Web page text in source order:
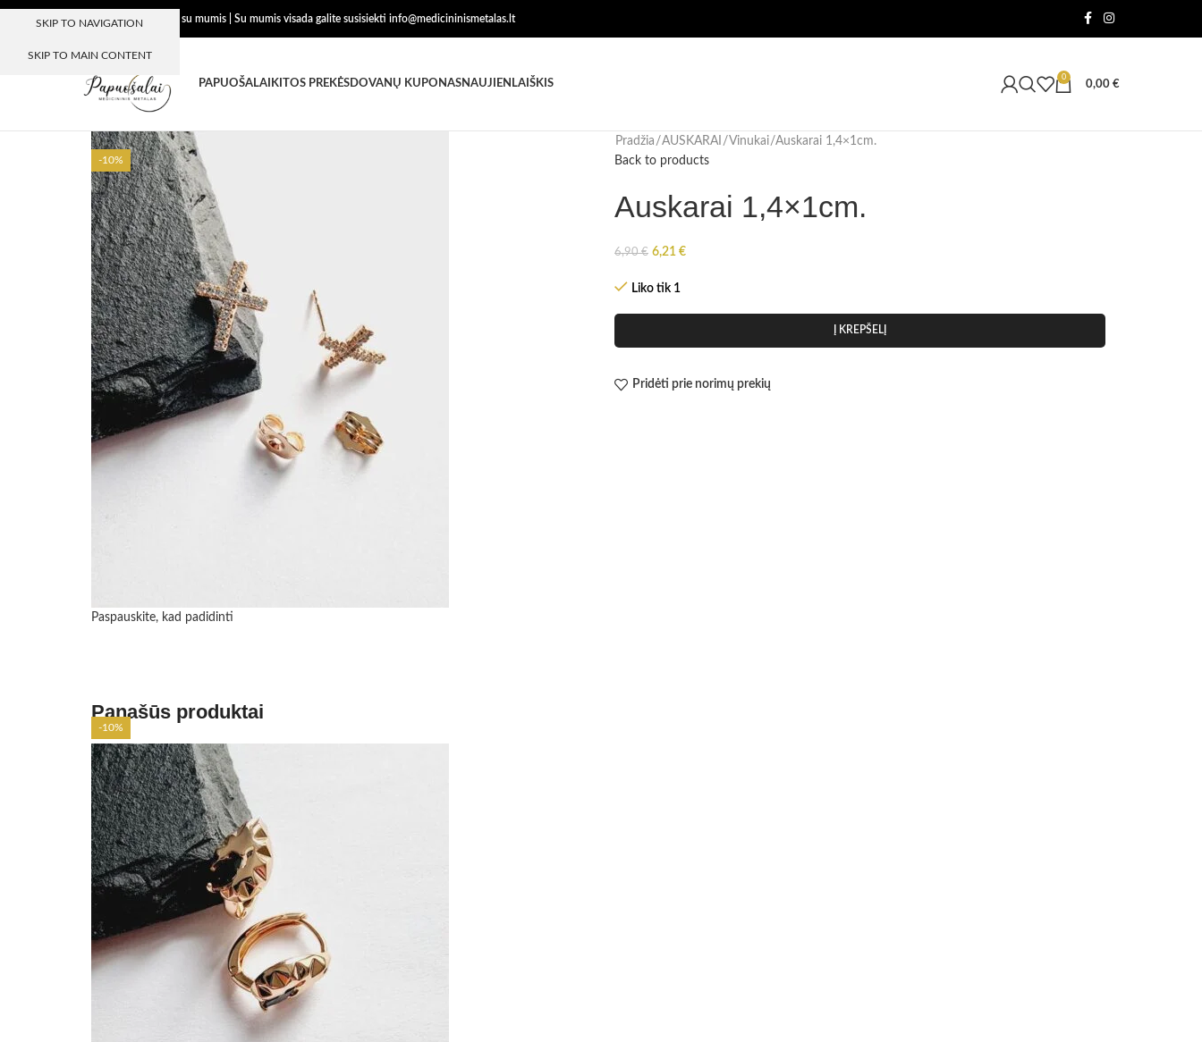
SKIP TO NAVIGATION
SKIP TO MAIN CONTENT
Dėkojame, kad esate su mumis | Su mumis visada galite susisiekti info@medicininismetalas.lt
PAPUOŠALAI KITOS PREKĖSDOVANŲ KUPONASNAUJIENLAIŠKIS
0
0,00 €
-10%
Paspauskite, kad padidinti
Pradžia AUSKARAI Vinukai Auskarai 1,4×1cm.
Back to products
Auskarai 1,4×1cm.
6,90€ 6,21 €
Liko tik 1
Į KREPŠELĮ
Pridėti prie norimų prekių
Panašūs produktai
-10%
-10%
-10%
-10%
-10%
-10%
-10%
-10%